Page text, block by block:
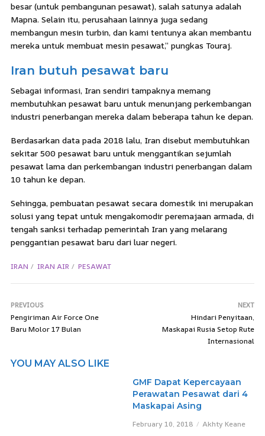
besar (untuk pembangunan pesawat), salah satunya adalah
Mapna. Selain itu, perusahaan lainnya juga sedang
membangun mesin turbin, dan kami tentunya akan membantu
mereka untuk membuat mesin pesawat,” pungkas Touraj.
Iran butuh pesawat baru
Sebagai informasi, Iran sendiri tampaknya memang
membutuhkan pesawat baru untuk menunjang perkembangan
industri penerbangan mereka dalam beberapa tahun ke depan.
Berdasarkan data pada 2018 lalu, Iran disebut membutuhkan
sekitar 500 pesawat baru untuk menggantikan sejumlah
pesawat lama dan perkembangan industri penerbangan dalam
10 tahun ke depan.
Sehingga, pembuatan pesawat secara domestik ini merupakan
solusi yang tepat untuk mengakomodir peremajaan armada, di
tengah sanksi terhadap pemerintah Iran yang melarang
penggantian pesawat baru dari luar negeri.
IRAN IRAN AIR PESAWAT
PREVIOUS
Pengiriman Air Force One
Baru Molor 17 Bulan
NEXT
Hindari Penyitaan,
Maskapai Rusia Setop Rute
Internasional
YOU MAY ALSO LIKE
GMF Dapat Kepercayaan
Perawatan Pesawat dari 4
Maskapai Asing
February 10, 2018 Akhty Keane